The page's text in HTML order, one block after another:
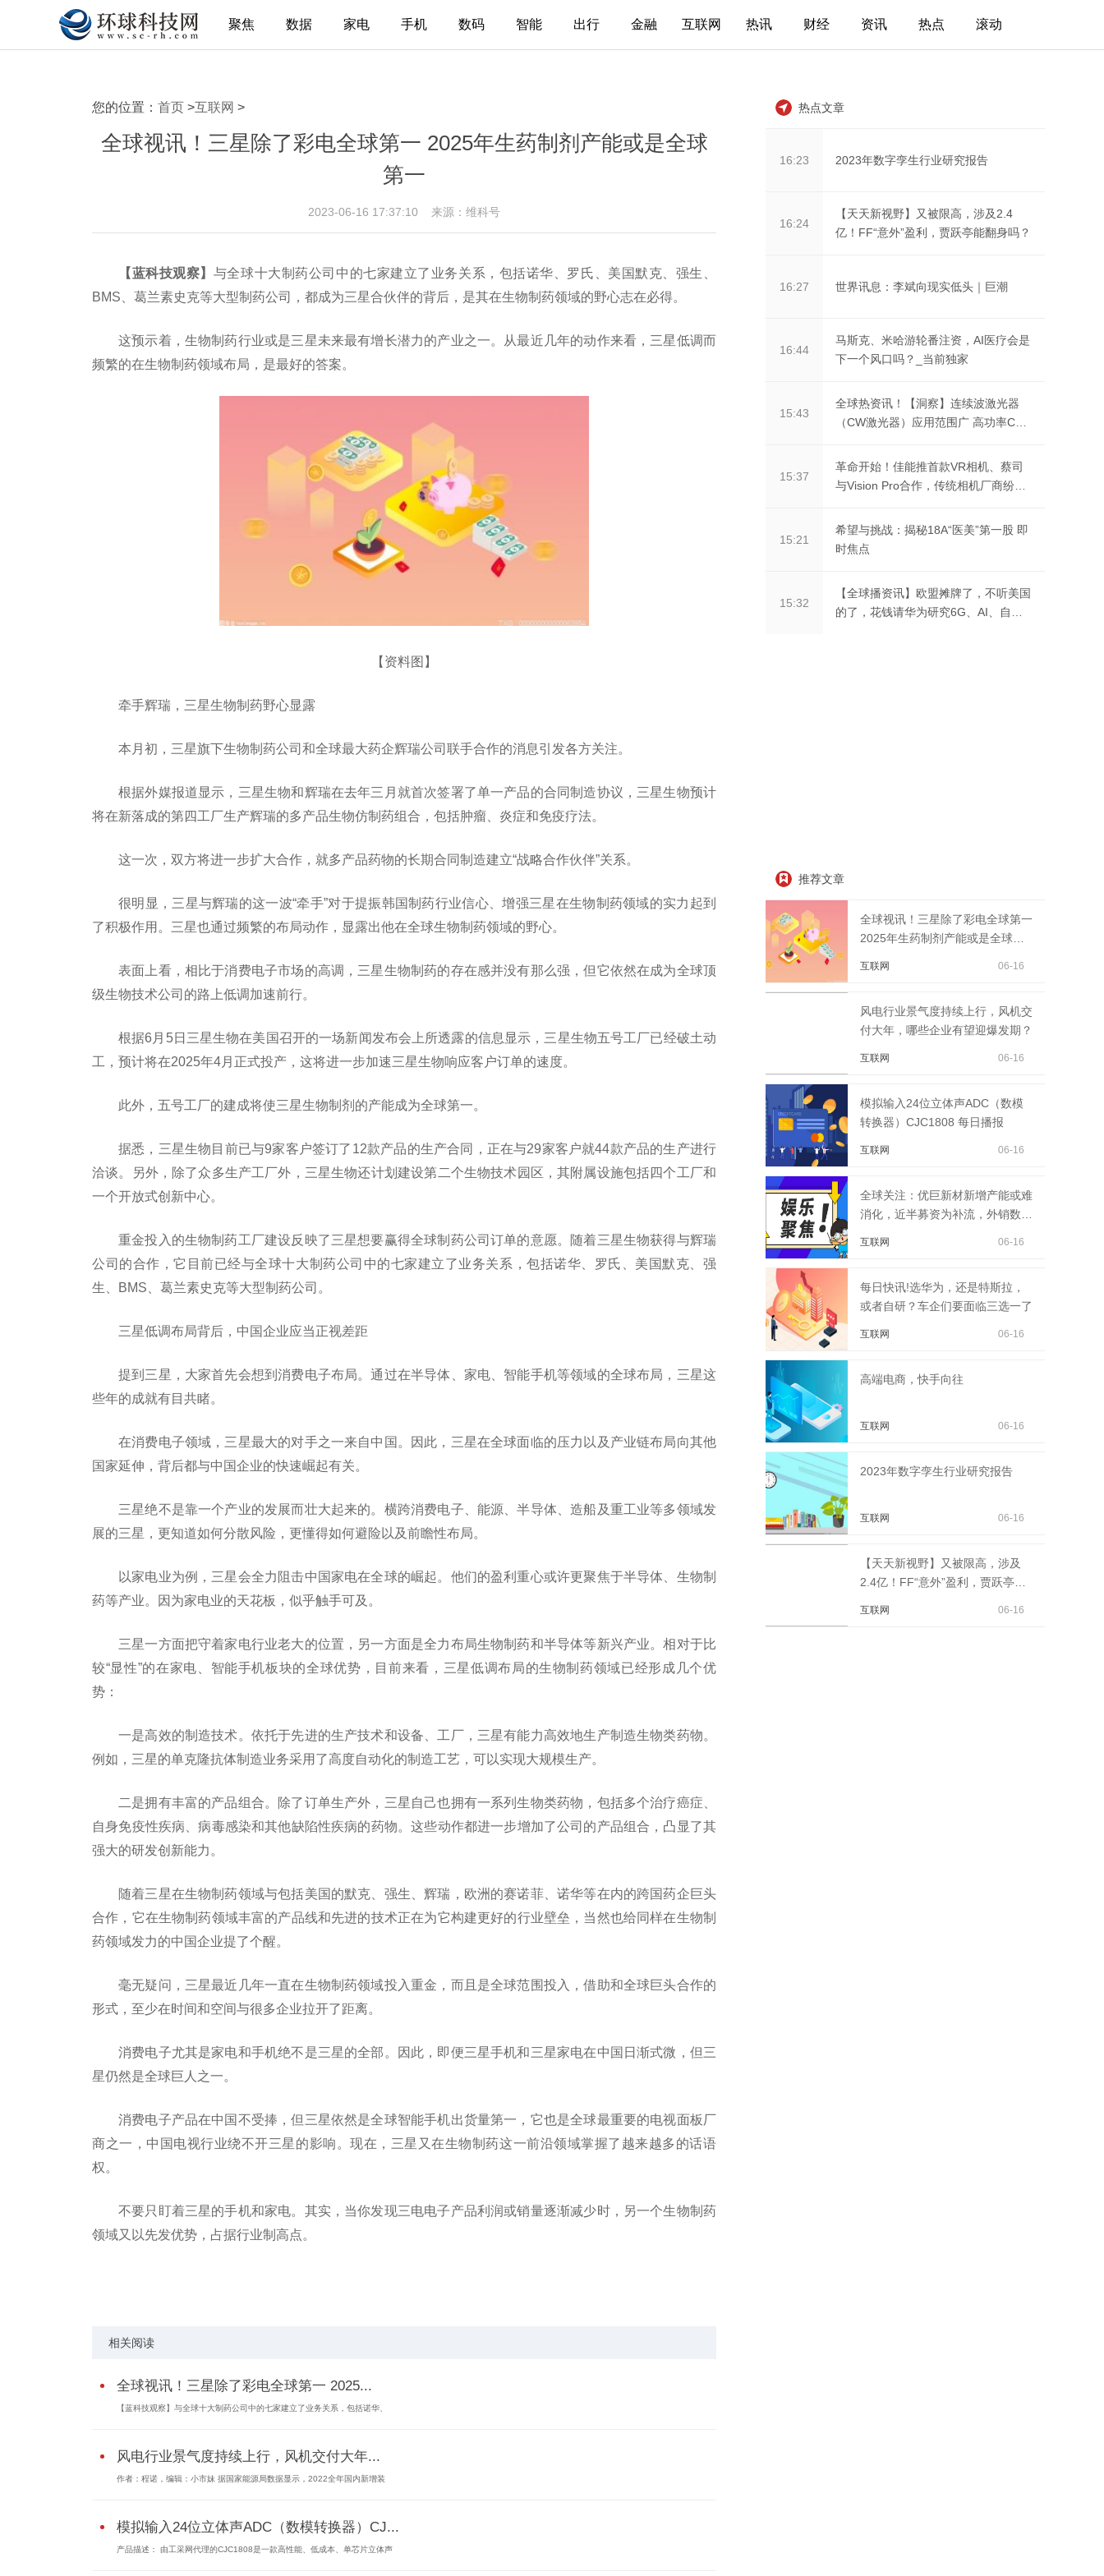
聚焦 数据 家电 手机 数码 智能 出行 金融 互联网 热讯 财经 资讯 热点 滚动
您的位置： 首页 >互联网 >
全球视讯！三星除了彩电全球第一 2025年生药制剂产能或是全球
第一
2023-06-16 17:37:10 来源：维科号
【蓝科技观察】 与全球十大制药公司中的七家建立了业务关系，包括诺华、罗氏、美国默克、强生、
BMS、葛兰素史克等大型制药公司，都成为三星合伙伴的背后，是其在生物制药领域的野心志在必得。
这预示着，生物制药行业或是三星未来最有增长潜力的产业之一。从最近几年的动作来看，三星低调而
频繁的在生物制药领域布局，是最好的答案。
【资料图】
牵手辉瑞，三星生物制药野心显露
本月初，三星旗下生物制药公司和全球最大药企辉瑞公司联手合作的消息引发各方关注。
根据外媒报道显示，三星生物和辉瑞在去年三月就首次签署了单一产品的合同制造协议，三星生物预计
将在新落成的第四工厂生产辉瑞的多产品生物仿制药组合，包括肿瘤、炎症和免疫疗法。
这一次，双方将进一步扩大合作，就多产品药物的长期合同制造建立“战略合作伙伴”关系。
很明显，三星与辉瑞的这一波“牵手”对于提振韩国制药行业信心、增强三星在生物制药领域的实力起到
了积极作用。三星也通过频繁的布局动作，显露出他在全球生物制药领域的野心。
表面上看，相比于消费电子市场的高调，三星生物制药的存在感并没有那么强，但它依然在成为全球顶
级生物技术公司的路上低调加速前行。
根据6月5日三星生物在美国召开的一场新闻发布会上所透露的信息显示，三星生物五号工厂已经破土动
工，预计将在2025年4月正式投产，这将进一步加速三星生物响应客户订单的速度。
此外，五号工厂的建成将使三星生物制剂的产能成为全球第一。
据悉，三星生物目前已与9家客户签订了12款产品的生产合同，正在与29家客户就44款产品的生产进行
洽谈。另外，除了众多生产工厂外，三星生物还计划建设第二个生物技术园区，其附属设施包括四个工厂和
一个开放式创新中心。
重金投入的生物制药工厂建设反映了三星想要赢得全球制药公司订单的意愿。随着三星生物获得与辉瑞
公司的合作，它目前已经与全球十大制药公司中的七家建立了业务关系，包括诺华、罗氏、美国默克、强
生、BMS、葛兰素史克等大型制药公司。
三星低调布局背后，中国企业应当正视差距
提到三星，大家首先会想到消费电子布局。通过在半导体、家电、智能手机等领域的全球布局，三星这
些年的成就有目共睹。
在消费电子领域，三星最大的对手之一来自中国。因此，三星在全球面临的压力以及产业链布局向其他
国家延伸，背后都与中国企业的快速崛起有关。
三星绝不是靠一个产业的发展而壮大起来的。横跨消费电子、能源、半导体、造船及重工业等多领域发
展的三星，更知道如何分散风险，更懂得如何避险以及前瞻性布局。
以家电业为例，三星会全力阻击中国家电在全球的崛起。他们的盈利重心或许更聚焦于半导体、生物制
药等产业。因为家电业的天花板，似乎触手可及。
三星一方面把守着家电行业老大的位置，另一方面是全力布局生物制药和半导体等新兴产业。相对于比
较“显性”的在家电、智能手机板块的全球优势，目前来看，三星低调布局的生物制药领域已经形成几个优
势：
一是高效的制造技术。依托于先进的生产技术和设备、工厂，三星有能力高效地生产制造生物类药物。
例如，三星的单克隆抗体制造业务采用了高度自动化的制造工艺，可以实现大规模生产。
二是拥有丰富的产品组合。除了订单生产外，三星自己也拥有一系列生物类药物，包括多个治疗癌症、
自身免疫性疾病、病毒感染和其他缺陷性疾病的药物。这些动作都进一步增加了公司的产品组合，凸显了其
强大的研发创新能力。
随着三星在生物制药领域与包括美国的默克、强生、辉瑞，欧洲的赛诺菲、诺华等在内的跨国药企巨头
合作，它在生物制药领域丰富的产品线和先进的技术正在为它构建更好的行业壁垒，当然也给同样在生物制
药领域发力的中国企业提了个醒。
毫无疑问，三星最近几年一直在生物制药领域投入重金，而且是全球范围投入，借助和全球巨头合作的
形式，至少在时间和空间与很多企业拉开了距离。
消费电子尤其是家电和手机绝不是三星的全部。因此，即便三星手机和三星家电在中国日渐式微，但三
星仍然是全球巨人之一。
消费电子产品在中国不受捧，但三星依然是全球智能手机出货量第一，它也是全球最重要的电视面板厂
商之一，中国电视行业绕不开三星的影响。现在，三星又在生物制药这一前沿领域掌握了越来越多的话语
权。
不要只盯着三星的手机和家电。其实，当你发现三电电子产品利润或销量逐渐减少时，另一个生物制药
领域又以先发优势，占据行业制高点。
相关阅读
全球视讯！三星除了彩电全球第一 2025...
【蓝科技观察】与全球十大制药公司中的七家建立了业务关系，包括诺华、
风电行业景气度持续上行，风机交付大年...
作者：程诺，编辑：小市妹 据国家能源局数据显示，2022全年国内新增装
模拟输入24位立体声ADC（数模转换器）CJ...
产品描述： 由工采网代理的CJC1808是一款高性能、低成本、单芯片立体声
热点文章
16:23 2023年数字孪生行业研究报告
16:24
【天天新视野】又被限高，涉及2.4
亿！FF“意外”盈利，贾跃亭能翻身吗？
16:27 世界讯息：李斌向现实低头｜巨潮
16:44
马斯克、米哈游轮番注资，AI医疗会是
下一个风口吗？_当前独家
15:43
全球热资讯！【洞察】连续波激光器
（CW激光器）应用范围广 高功率CW
15:37
革命开始！佳能推首款VR相机、蔡司
与Vision Pro合作，传统相机厂商纷纷
15:21
希望与挑战：揭秘18A“医美”第一股 即
时焦点
15:32
【全球播资讯】欧盟摊牌了，不听美国
的了，花钱请华为研究6G、AI、自动
推荐文章
全球视讯！三星除了彩电全球第一
2025年生药制剂产能或是全球第
互联网 06-16
风电行业景气度持续上行，风机交
付大年，哪些企业有望迎爆发期？
互联网 06-16
模拟输入24位立体声ADC（数模
转换器）CJC1808 每日播报
互联网 06-16
全球关注：优巨新材新增产能或难
消化，近半募资为补流，外销数据
互联网 06-16
每日快讯!选华为，还是特斯拉，
或者自研？车企们要面临三选一了
互联网 06-16
高端电商，快手向往
互联网 06-16
2023年数字孪生行业研究报告
互联网 06-16
【天天新视野】又被限高，涉及
2.4亿！FF“意外”盈利，贾跃亭能
互联网 06-16